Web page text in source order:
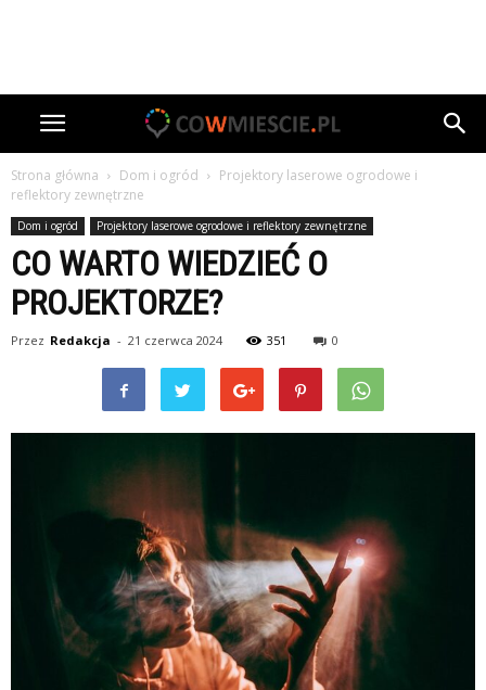
Strona główna Dom i ogród
Projektory laserowe ogrodowe i
reflektory zewnętrzne
Dom i ogród Projektory laserowe ogrodowe i reflektory zewnętrzne
CO WARTO WIEDZIEĆ O
PROJEKTORZE?
Przez Redakcja - 21 czerwca 2024 351 0